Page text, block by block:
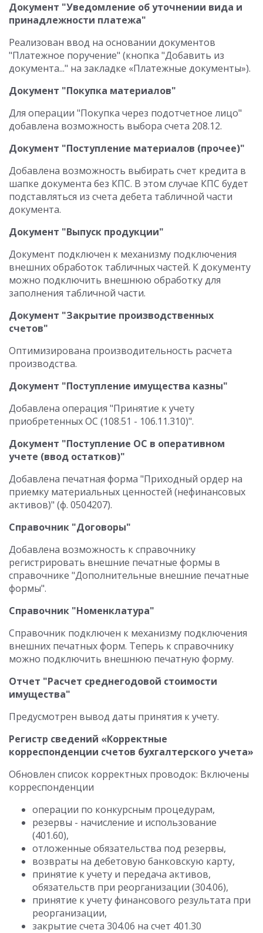
Документ "Уведомление об уточнении вида и
принадлежности платежа"
Реализован ввод на основании документов
"Платежное поручение" (кнопка "Добавить из
документа..." на закладке «Платежные документы»).
Документ "Покупка материалов"
Для операции "Покупка через подотчетное лицо"
добавлена возможность выбора счета 208.12.
Документ "Поступление материалов (прочее)"
Добавлена возможность выбирать счет кредита в
шапке документа без КПС. В этом случае КПС будет
подставляться из счета дебета табличной части
документа.
Документ "Выпуск продукции"
Документ подключен к механизму подключения
внешних обработок табличных частей. К документу
можно подключить внешнюю обработку для
заполнения табличной части.
Документ "Закрытие производственных
счетов"
Оптимизирована производительность расчета
производства.
Документ "Поступление имущества казны"
Добавлена операция "Принятие к учету
приобретенных ОС (108.51 - 106.11.310)".
Документ "Поступление ОС в оперативном
учете (ввод остатков)"
Добавлена печатная форма "Приходный ордер на
приемку материальных ценностей (нефинансовых
активов)" (ф. 0504207).
Справочник "Договоры"
Добавлена возможность к справочнику
регистрировать внешние печатные формы в
справочнике "Дополнительные внешние печатные
формы".
Справочник "Номенклатура"
Справочник подключен к механизму подключения
внешних печатных форм. Теперь к справочнику
можно подключить внешнюю печатную форму.
Отчет "Расчет среднегодовой стоимости
имущества"
Предусмотрен вывод даты принятия к учету.
Регистр сведений «Корректные
корреспонденции счетов бухгалтерского учета»
Обновлен список корректных проводок: Включены
корреспонденции
операции по конкурсным процедурам,
резервы - начисление и использование
(401.60),
отложенные обязательства под резервы,
возвраты на дебетовую банковскую карту,
принятие к учету и передача активов,
обязательств при реорганизации (304.06),
принятие к учету финансового результата при
реорганизации,
закрытие счета 304.06 на счет 401.30